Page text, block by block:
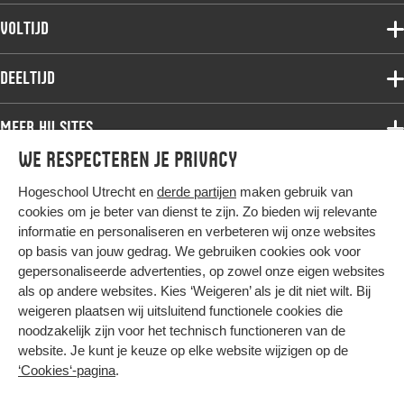
We respecteren je privacy
Hogeschool Utrecht en derde partijen maken gebruik van
cookies om je beter van dienst te zijn. Zo bieden wij relevante
informatie en personaliseren en verbeteren wij onze websites
op basis van jouw gedrag. We gebruiken cookies ook voor
gepersonaliseerde advertenties, op zowel onze eigen websites
als op andere websites. Kies ‘Weigeren’ als je dit niet wilt. Bij
weigeren plaatsen wij uitsluitend functionele cookies die
noodzakelijk zijn voor het technisch functioneren van de
website. Je kunt je keuze op elke website wijzigen op de
‘Cookies‘-pagina.
Voltijdopleidingen
Deeltijdopleidingen
Onderzoek
Werken bij de HU
Contact
Voltijd
Associate degree
Bachelor
Master
Studiekeuze voltijd
Deeltijd
Associate degree
Bachelor
Master
Post-master
Studiekeuze deeltijd
Meer HU sites
HU International
HU Bibliotheek
HU Ontwikkelt
Duurzame HU
Intranet
Trajectum
Hier komt alles samen
Colofon
Privacy
Cookies